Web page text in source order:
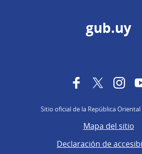
gub.uy
FacebookTwitter
Sitio oficial de la República
Mapa del sitio
Declaración de